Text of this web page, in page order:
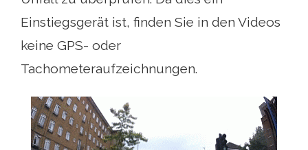
Einstiegsgerät ist, finden Sie in den Videos
keine GPS- oder
Tachometeraufzeichnungen.